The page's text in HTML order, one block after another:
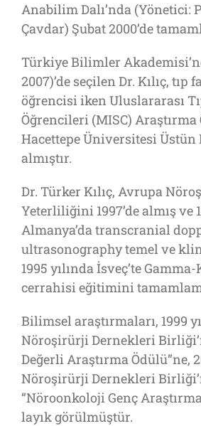
Anabilim Dalı’nda (Yönetici:
Çavdar) Şubat 2000’de
Türkiye Bilimler
2007)’de seçilen Dr. Kılıç, tıp
öğrencisi iken Uluslararası
Öğrencileri (MISC) Araştırma
Hacettepe Üniversitesi Üstün
almıştır.
Dr. Türker Kılıç, Avrupa
Yeterliliğini 1997’de almış ve
Almanya’da transcranial
ultrasonography temel ve
1995 yılında İsveç’te Gamma-
cerrahisi eğitimini
Bilimsel araştırmaları, 1999
Nöroşirürji Dernekleri
Değerli Araştırma Ödülü”ne,
Nöroşirürji Dernekleri
“Nöroonkoloji Genç
layık görülmüştür.